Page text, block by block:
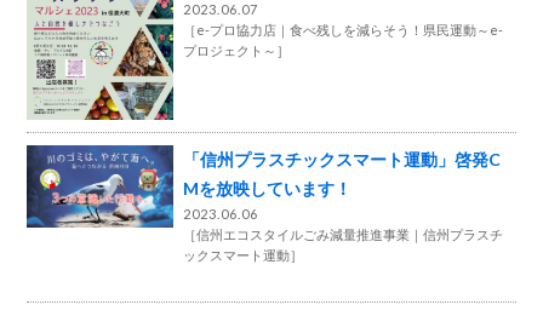
2023.06.07
［e-プロ協力店
食べ残しを減らそう！県民運動～e-
プロジェクト～ ］
「信州プラスチックスマート運動」啓発C
Mを放映しています！
2023.06.06
［信州エコスタイルごみ減量推進事業
信州プラスチ
ックスマート運動］